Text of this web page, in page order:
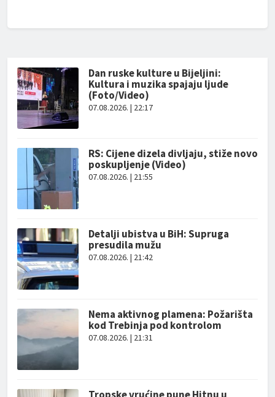
Dan ruske kulture u Bijeljini:
Kultura i muzika spajaju ljude
(Foto/Video)
07.08.2026. | 22:17
RS: Cijene dizela divljaju, stiže novo
poskupljenje (Video)
07.08.2026. | 21:55
Detalji ubistva u BiH: Supruga
presudila mužu
07.08.2026. | 21:42
Nema aktivnog plamena: Požarišta
kod Trebinja pod kontrolom
07.08.2026. | 21:31
Tropske vrućine pune Hitnu u